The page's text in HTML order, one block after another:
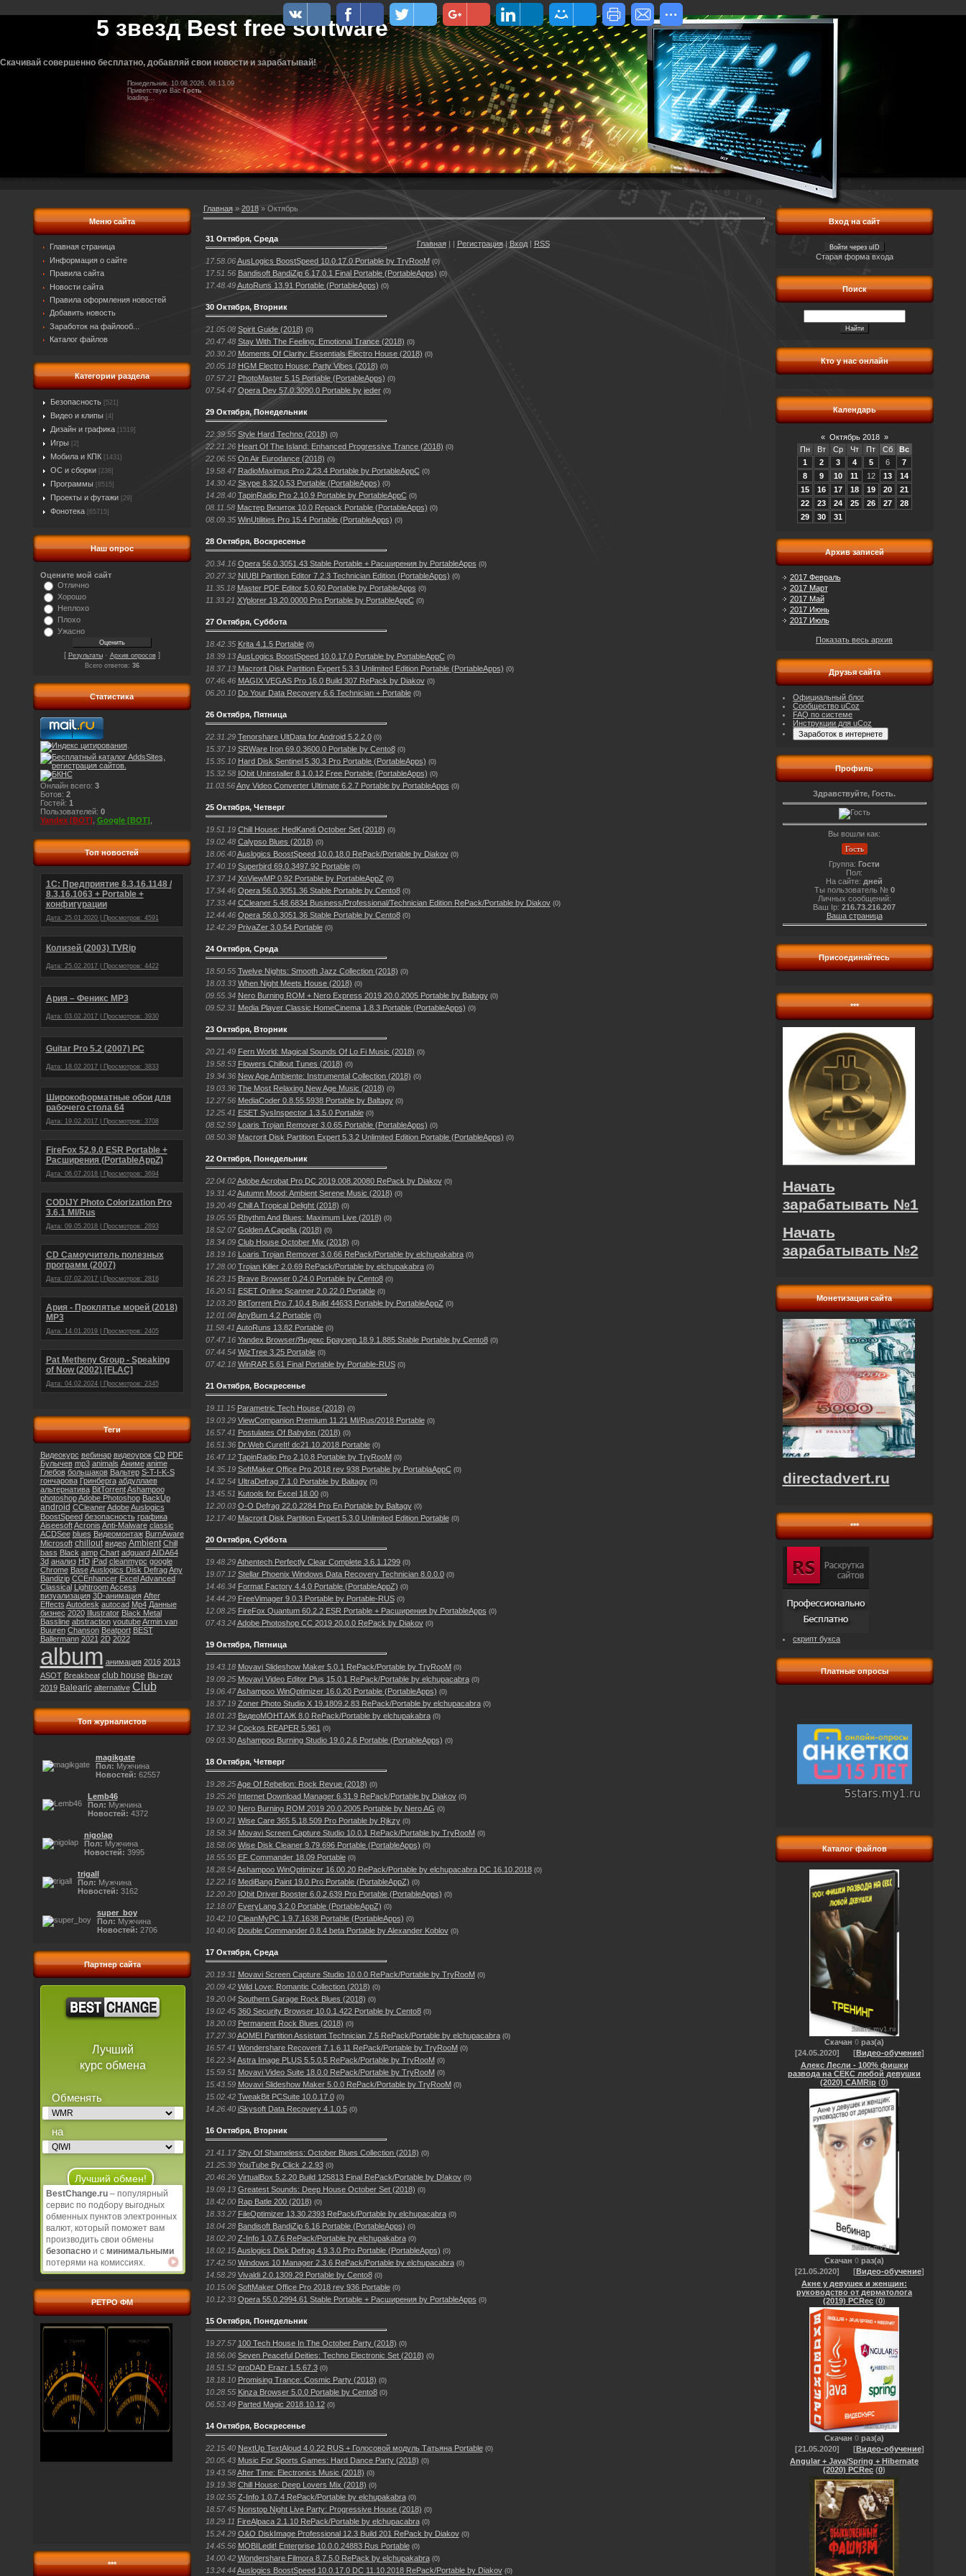
5 звезд Best free software
Скачивай совершенно бесплатно, добавляй свои новости и зарабатывай!
Понедельник, 10.08.2026, 08.13.09
Приветствую Вас Гость
loading...
Главная| Регистрация|Вход| RSS
Меню сайта
Главная страница
Информация о сайте
Правила сайта
Новости сайта
Правила оформления новостей
Добавить новость
Заработок на файлооб...
Каталог файлов
Категории раздела
Безопасность [521]
Видео и клипы [4]
Дизайн и графика [1519]
Игры [2]
Мобила и КПК [1431]
ОС и сборки [238]
Программы [8515]
Проекты и футажи [29]
Фонотека [65715]
Наш опрос
Оцените мой сайт
Отлично
Хорошо
Неплохо
Плохо
Ужасно
[ Результаты· Архив опросов]
Всего ответов: 36
Статистика
.
Онлайн всего: 3
Ботов: 2
Гостей: 1
Пользователей: 0
Yandex [BOT] , Google [BOT] ,
Топ новостей
1С: Предприятие 8.3.16.1148 /
8.3.16.1063 + Portable +
конфигурации
Дата: 25.01.2020 | Просмотров: 4591
Колизей (2003) TVRip
Дата: 25.02.2017 | Просмотров: 4422
Ария – Феникс МР3
Дата: 03.02.2017 | Просмотров: 3930
Guitar Pro 5.2 (2007) PC
Дата: 18.02.2017 | Просмотров: 3833
Широкоформатные обои для
рабочего стола 64
Дата: 19.02.2017 | Просмотров: 3708
FireFox 52.9.0 ESR Portable +
Расширения (PortableAppZ)
Дата: 06.07.2018 | Просмотров: 3694
CODIJY Photo Colorization Pro
3.6.1 Ml/Rus
Дата: 09.05.2018 | Просмотров: 2893
CD Самоучитель полезных
программ (2007)
Дата: 07.02.2017 | Просмотров: 2816
Ария - Проклятье морей (2018)
МР3
Дата: 14.01.2019 | Просмотров: 2405
Pat Metheny Group - Speaking
of Now (2002) [FLAC]
Дата: 04.02.2024 | Просмотров: 2345
Теги
Видеокурс вебинар видеоурок CD PDF
Булычев mp3 animals Аниме anime
Глебов большаков Вальтер S-T-I-K-S
гончарова Гринберга абдуллаев
альтернатива BitTorrent Ashampoo
photoshop Adobe Photoshop BackUp
android CCleaner Adobe Auslogics
BoostSpeed безопасность графика
Aiseesoft Acronis Anti-Malware classic
ACDSee blues Видеомонтаж BurnAware
Microsoft chillout видео Ambient Chill
bass Black aimp Chart adguard AIDA64
3d анализ HD iPad cleanmypc google
Chrome Base Auslogics Disk Defrag Any
Bandizip CCEnhancer Excel Advanced
Classical Lightroom Access
визуализация 3D-анимация After
Effects Autodesk autocad Mp4 Данные
бизнес 2020 Illustrator Black Metal
Bassline abstraction youtube Armin van
Buuren Chanson Beatport BEST
Ballermann 2021 2D 2022
album анимация 2016 2013
ASOT Breakbeat club house Blu-ray
2019 Balearic alternative Club
Топ журналистов
magikgate
Пол: Мужчина
Новостей: 62557
Lemb46
Пол: Мужчина
Новостей: 4372
nigolap
Пол: Мужчина
Новостей: 3995
trigall
Пол: Мужчина
Новостей: 3162
super_boy
Пол: Мужчина
Новостей: 2706
Партнер сайта
Лучший
курс обмена
BestChange.ru– популярный
сервис по подбору выгодных
обменных пунктов электронных
валют, который поможет вам
производить свои обмены
безопаснои с минимальными
потерями на комиссиях.
Обменять
на
Открыть все валюты
В Избранное
РЕТРО ФМ
***
Главная» 2018 » Октябрь
31 Октября, Среда
17.58.06 AusLogics BoostSpeed 10.0.17.0 Portable by TryRooM (0)
17.51.56 Bandisoft BandiZip 6.17.0.1 Final Portable (PortableApps) (0)
17.48.49 AutoRuns 13.91 Portable (PortableApps) (0)
30 Октября, Вторник
21.05.08 Spirit Guide (2018) (0)
20.47.48 Stay With The Feeling: Emotional Trance (2018) (0)
20.30.20 Moments Of Clarity: Essentials Electro House (2018) (0)
20.05.18 HGM Electro House: Party Vibes (2018) (0)
07.57.21 PhotoMaster 5.15 Portable (PortableApps) (0)
07.54.47 Opera Dev 57.0.3090.0 Portable by jeder (0)
29 Октября, Понедельник
22.39.55 Style Hard Techno (2018) (0)
22.21.26 Heart Of The Island: Enhanced Progressive Trance (2018) (0)
22.06.55 On Air Eurodance (2018) (0)
19.58.47 RadioMaximus Pro 2.23.4 Portable by PortableAppC (0)
14.30.42 Skype 8.32.0.53 Portable (PortableApps) (0)
14.28.40 TapinRadio Pro 2.10.9 Portable by PortableAppC (0)
08.11.58 Мастер Визиток 10.0 Repack Portable (PortableApps) (0)
08.09.35 WinUtilities Pro 15.4 Portable (PortableApps) (0)
28 Октября, Воскресенье
20.34.16 Opera 56.0.3051.43 Stable Portable + Расширения by PortableApps (0)
20.27.32 NIUBI Partition Editor 7.2.3 Technician Edition (PortableApps) (0)
11.35.18 Master PDF Editor 5.0.60 Portable by PortableApps (0)
11.33.21 XYplorer 19.20.0000 Pro Portable by PortableAppC (0)
27 Октября, Суббота
18.42.35 Krita 4.1.5 Portable (0)
18.39.13 AusLogics BoostSpeed 10.0.17.0 Portable by PortableAppC (0)
18.37.13 Macrorit Disk Partition Expert 5.3.3 Unlimited Edition Portable (PortableApps) (0)
07.46.46 MAGIX VEGAS Pro 16.0 Build 307 RePack by Diakov (0)
06.20.10 Do Your Data Recovery 6.6 Technician + Portable (0)
26 Октября, Пятница
22.31.29 Tenorshare UltData for Android 5.2.2.0 (0)
15.37.19 SRWare Iron 69.0.3600.0 Portable by Cento8 (0)
15.35.10 Hard Disk Sentinel 5.30.3 Pro Portable (PortableApps) (0)
15.32.58 IObit Uninstaller 8.1.0.12 Free Portable (PortableApps) (0)
11.03.56 Any Video Converter Ultimate 6.2.7 Portable by PortableApps (0)
25 Октября, Четверг
19.51.19 Chill House: HedKandi October Set (2018) (0)
19.02.48 Calypso Blues (2018) (0)
18.06.40 Auslogics BoostSpeed 10.0.18.0 RePack/Portable by Diakov (0)
17.40.19 Superbird 69.0.3497.92 Portable (0)
17.37.14 XnViewMP 0.92 Portable by PortableAppZ (0)
17.34.46 Opera 56.0.3051.36 Stable Portable by Cento8 (0)
17.33.44 CCleaner 5.48.6834 Business/Professional/Technician Edition RePack/Portable by Diakov (0)
12.44.46 Opera 56.0.3051.36 Stable Portable by Cento8 (0)
12.42.29 PrivaZer 3.0.54 Portable (0)
24 Октября, Среда
18.50.55 Twelve Nights: Smooth Jazz Collection (2018) (0)
18.03.33 When Night Meets House (2018) (0)
09.55.34 Nero Burning ROM + Nero Express 2019 20.0.2005 Portable by Baltagy (0)
09.52.31 Media Player Classic HomeCinema 1.8.3 Portable (PortableApps) (0)
23 Октября, Вторник
20.21.49 Fern World: Magical Sounds Of Lo Fi Music (2018) (0)
19.58.53 Flowers Chillout Tunes (2018) (0)
19.34.36 New Age Ambiente: Instrumental Collection (2018) (0)
19.03.36 The Most Relaxing New Age Music (2018) (0)
12.27.56 MediaCoder 0.8.55.5938 Portable by Baltagy (0)
12.25.41 ESET SysInspector 1.3.5.0 Portable (0)
08.52.59 Loaris Trojan Remover 3.0.65 Portable (PortableApps) (0)
08.50.38 Macrorit Disk Partition Expert 5.3.2 Unlimited Edition Portable (PortableApps) (0)
22 Октября, Понедельник
22.04.02 Adobe Acrobat Pro DC 2019.008.20080 RePack by Diakov (0)
19.31.42 Autumn Mood: Ambient Serene Music (2018) (0)
19.20.49 Chill A Tropical Delight (2018) (0)
19.05.55 Rhythm And Blues: Maximum Live (2018) (0)
18.52.07 Golden A Capella (2018) (0)
18.34.09 Club House October Mix (2018) (0)
18.19.16 Loaris Trojan Remover 3.0.66 RePack/Portable by elchupakabra (0)
17.28.00 Trojan Killer 2.0.69 RePack/Portable by elchupakabra (0)
16.23.15 Brave Browser 0.24.0 Portable by Cento8 (0)
16.20.51 ESET Online Scanner 2.0.22.0 Portable (0)
12.03.20 BitTorrent Pro 7.10.4 Build 44633 Portable by PortableAppZ (0)
12.01.08 AnyBurn 4.2 Portable (0)
11.58.41 AutoRuns 13.82 Portable (0)
07.47.16 Yandex Browser/Яндекс Браузер 18.9.1.885 Stable Portable by Cento8 (0)
07.44.54 WizTree 3.25 Portable (0)
07.42.18 WinRAR 5.61 Final Portable by Portable-RUS (0)
21 Октября, Воскресенье
19.11.15 Parametric Tech House (2018) (0)
19.03.29 ViewCompanion Premium 11.21 Ml/Rus/2018 Portable (0)
16.57.41 Postulates Of Babylon (2018) (0)
16.51.36 Dr.Web CureIt! dc21.10.2018 Portable (0)
16.47.12 TapinRadio Pro 2.10.8 Portable by TryRooM (0)
14.35.19 SoftMaker Office Pro 2018 rev 938 Portable by PortablaAppC (0)
14.32.54 UltraDefrag 7.1.0 Portable by Baltagy (0)
13.45.51 Kutools for Excel 18.00 (0)
12.20.03 O-O Defrag 22.0.2284 Pro En Portable by Baltagy (0)
12.17.40 Macrorit Disk Partition Expert 5.3.0 Unlimited Edition Portable (0)
20 Октября, Суббота
19.48.29 Athentech Perfectly Clear Complete 3.6.1.1299 (0)
19.07.12 Stellar Phoenix Windows Data Recovery Technician 8.0.0.0 (0)
14.46.34 Format Factory 4.4.0 Portable (PortableAppZ) (0)
14.44.29 FreeVimager 9.0.3 Portable by Portable-RUS (0)
12.08.25 FireFox Quantum 60.2.2 ESR Portable + Расширения by PortableApps (0)
07.43.24 Adobe Photoshop CC 2019 20.0.0 RePack by Diakov (0)
19 Октября, Пятница
19.43.18 Movavi Slideshow Maker 5.0.1 RePack/Portable by TryRooM (0)
19.09.25 Movavi Video Editor Plus 15.0.1 RePack/Portable by elchupacabra (0)
19.06.47 Ashampoo WinOptimizer 16.0.20 Portable (PortableApps) (0)
18.37.19 Zoner Photo Studio X 19.1809.2.83 RePack/Portable by elchupacabra (0)
18.01.23 ВидеоМОНТАЖ 8.0 RePack/Portable by elchupakabra (0)
17.32.34 Cockos REAPER 5.961 (0)
09.03.30 Ashampoo Burning Studio 19.0.2.6 Portable (PortableApps) (0)
18 Октября, Четверг
19.28.25 Age Of Rebelion: Rock Revue (2018) (0)
19.25.26 Internet Download Manager 6.31.9 RePack/Portable by Diakov (0)
19.02.30 Nero Burning ROM 2019 20.0.2005 Portable by Nero AG (0)
19.00.21 Wise Care 365 5.18.509 Pro Portable by Rjkzy (0)
18.58.34 Movavi Screen Capture Studio 10.0.1 RePack/Portable by TryRooM (0)
18.58.06 Wise Disk Cleaner 9.79.696 Portable (PortableApps) (0)
18.55.55 EF Commander 18.09 Portable (0)
18.28.54 Ashampoo WinOptimizer 16.00.20 RePack/Portable by elchupacabra DC 16.10.2018 (0)
12.22.16 MediBang Paint 19.0 Pro Portable (PortableAppZ) (0)
12.20.20 IObit Driver Booster 6.0.2.639 Pro Portable (PortableApps) (0)
12.18.07 EveryLang 3.2.0 Portable (PortableAppZ) (0)
10.42.10 CleanMyPC 1.9.7.1638 Portable (PortableApps) (0)
10.40.06 Double Commander 0.8.4 beta Portable by Alexander Koblov (0)
17 Октября, Среда
20.19.31 Movavi Screen Capture Studio 10.0.0 RePack/Portable by TryRooM (0)
20.09.42 Wild Love: Romantic Collection (2018) (0)
19.20.04 Southern Garage Rock Blues (2018) (0)
19.02.45 360 Security Browser 10.0.1.422 Portable by Cento8 (0)
18.20.03 Permanent Rock Blues (2018) (0)
17.27.30 AOMEI Partition Assistant Technician 7.5 RePack/Portable by elchupacabra (0)
16.57.41 Wondershare Recoverit 7.1.6.11 RePack/Portable by TryRooM (0)
16.22.34 Astra Image PLUS 5.5.0.5 RePack/Portable by TryRooM (0)
15.59.51 Movavi Video Suite 18.0.0 RePack/Portable by TryRooM (0)
15.43.59 Movavi Slideshow Maker 5.0.0 RePack/Portable by TryRooM (0)
15.02.42 TweakBit PCSuite 10.0.17.0 (0)
14.26.40 iSkysoft Data Recovery 4.1.0.5 (0)
16 Октября, Вторник
21.41.17 Shy Of Shameless: October Blues Collection (2018) (0)
21.25.39 YouTube By Click 2.2.93 (0)
20.46.26 VirtualBox 5.2.20 Build 125813 Final RePack/Portable by D!akov (0)
19.09.13 Greatest Sounds: Deep House October Set (2018) (0)
18.42.00 Rap Batle 200 (2018) (0)
18.33.27 FileOptimizer 13.30.2393 RePack/Portable by elchupacabra (0)
18.04.28 Bandisoft BandiZip 6.16 Portable (PortableApps) (0)
18.02.20 Z-Info 1.0.7.6 RePack/Portable by elchupakabra (0)
18.02.15 Auslogics Disk Defrag 4.9.3.0 Pro Portable (PortableApps) (0)
17.42.50 Windows 10 Manager 2.3.6 RePack/Portable by elchupacabra (0)
14.58.29 Vivaldi 2.0.1309.29 Portable by Cento8 (0)
10.15.06 SoftMaker Office Pro 2018 rev 936 Portable (0)
10.12.33 Opera 55.0.2994.61 Stable Portable + Расширения by PortableApps (0)
15 Октября, Понедельник
19.27.57 100 Tech House In The October Party (2018) (0)
18.56.06 Seven Peaceful Deities: Techno Electronic Set (2018) (0)
18.51.52 proDAD Erazr 1.5.67.3 (0)
18.18.10 Promising Trance: Cosmic Party (2018) (0)
10.28.55 Kinza Browser 5.0.0 Portable by Cento8 (0)
06.53.49 Parted Magic 2018.10.12 (0)
14 Октября, Воскресенье
22.15.40 NextUp TextAloud 4.0.22 RUS + Голосовой модуль Татьяна Portable (0)
20.05.43 Music For Sports Games: Hard Dance Party (2018) (0)
19.43.58 After Time: Electronics Music (2018) (0)
19.19.38 Chill House: Deep Lovers Mix (2018) (0)
19.02.55 Z-Info 1.0.7.4 RePack/Portable by elchupakabra (0)
18.57.45 Nonstop Night Live Party: Progressive House (2018) (0)
18.29.11 FireAlpaca 2.1.10 RePack/Portable by elchupacabra (0)
15.24.29 O&O DiskImage Professional 12.3 Build 201 RePack by Diakov (0)
14.45.56 MOBILedit! Enterprise 10.0.0.24883 Rus Portable (0)
14.00.42 Wondershare Filmora 8.7.5.0 RePack by elchupakabra (0)
13.24.44 Auslogics BoostSpeed 10.0.17.0 DC 11.10.2018 RePack/Portable by Diakov (0)
Вход на сайт
Войти через uID
Старая форма входа
Поиск
Кто у нас онлайн
Календарь
« Октябрь 2018 »
Пн
Вт Ср Чт Пт Сб
Вс
1
2 3 4 5 6
7
8
9 10 11 12 13
14
15
16 17 18 19 20
21
22
23 24 25 26 27
28
29
30 31
Архив записей
2017 Февраль
2017 Март
2017 Май
2017 Июнь
2017 Июль
Показать весь архив
Друзья сайта
Официальный блог
Сообщество uCoz
FAQ по системе
Инструкции для uCoz
Профиль
Здравствуйте, Гость.
Вы вошли как:
Гость
Группа: Гости
Пол:
На сайте: дней
Ты пользователь № 0
Личных сообщений:
Ваш Ip: 216.73.216.207
Ваша страница
Присоединяйтесь
***
Начать
зарабатывать №1
Начать
зарабатывать №2
Монетизация сайта
directadvert.ru
***
скрипт букса
Платные опросы
Каталог файлов
Скачан 0 раз(а)
[24.05.2020]
[Видео-обучение]
Алекс Лесли - 100% фишки
развода на СЕКС любой девушки
(2020) CAMRip (0)
Скачан 0 раз(а)
[21.05.2020]
[Видео-обучение]
Акне у девушек и женщин:
руководство от дерматолога
(2019) PCRec (0)
Скачан 0 раз(а)
[21.05.2020]
[Видео-обучение]
Angular + Java/Spring + Hibernate
(2020) PCRec (0)